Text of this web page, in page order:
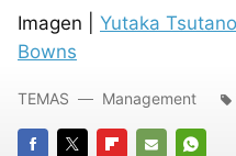
Imagen | Yutaka Tsutano
Bowns
TEMAS Management